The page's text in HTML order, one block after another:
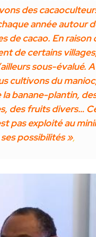
des
année autour
de cacao. En raison
de certains
sous-évalué.
cultivons du
la banane-plantin,
des fruits divers…
pas exploité au
possibilités »,